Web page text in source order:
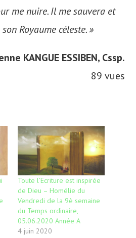
me nuire. Il me sauvera et
Royaume céleste. »
KANGUE ESSIBEN, Cssp.
89 vues
Toute l’Ecriture est inspirée
de Dieu – Homélie du
Vendredi de la 9è semaine
du Temps ordinaire,
05.06.2020 Année A
4 juin 2020